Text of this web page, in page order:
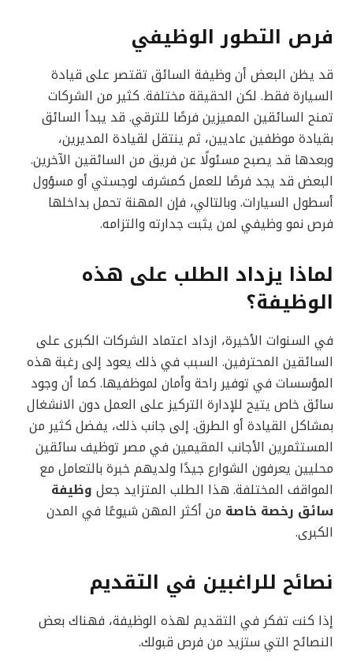
فرص التطور الوظيفي
قد يظن البعض أن وظيفة السائق تقتصر على قيادة
السيارة فقط. لكن الحقيقة مختلفة. كثير من الشركات
تمنح السائقين المميزين فرصًا للترقي. قد يبدأ السائق
بقيادة موظفين عاديين، ثم ينتقل لقيادة المديرين،
وبعدها قد يصبح مسئولًا عن فريق من السائقين الآخرين.
البعض قد يجد فرصًا للعمل كمشرف لوجستي أو مسؤول
أسطول السيارات. وبالتالي، فإن المهنة تحمل بداخلها
فرص نمو وظيفي لمن يثبت جدارته والتزامه.
لماذا يزداد الطلب على هذه
الوظيفة؟
في السنوات الأخيرة، ازداد اعتماد الشركات الكبرى على
السائقين المحترفين. السبب في ذلك يعود إلى رغبة هذه
المؤسسات في توفير راحة وأمان لموظفيها. كما أن وجود
سائق خاص يتيح للإدارة التركيز على العمل دون الانشغال
بمشاكل القيادة أو الطرق. إلى جانب ذلك، يفضل كثير من
المستثمرين الأجانب المقيمين في مصر توظيف سائقين
محليين يعرفون الشوارع جيدًا ولديهم خبرة بالتعامل مع
المواقف المختلفة. هذا الطلب المتزايد جعل وظيفة
سائق رخصة خاصة من أكثر المهن شيوعًا في المدن
الكبرى.
نصائح للراغبين في التقديم
إذا كنت تفكر في التقديم لهذه الوظيفة، فهناك بعض
النصائح التي ستزيد من فرص قبولك.